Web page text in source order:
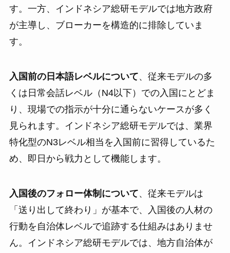
す。一方、インドネシア総研モデルでは地方政府
が主導し、ブローカーを構造的に排除していま
す。
入国前の日本語レベルについて、従来モデルの多
くは日常会話レベル（N4以下）での入国にとどま
り、現場での指示が十分に通らないケースが多く
見られます。インドネシア総研モデルでは、業界
特化型のN3レベル相当を入国前に習得しているた
め、即日から戦力として機能します。
入国後のフォロー体制について、従来モデルは
「送り出して終わり」が基本で、入国後の人材の
行動を自治体レベルで追跡する仕組みはありませ
ん。インドネシア総研モデルでは、地方自治体が